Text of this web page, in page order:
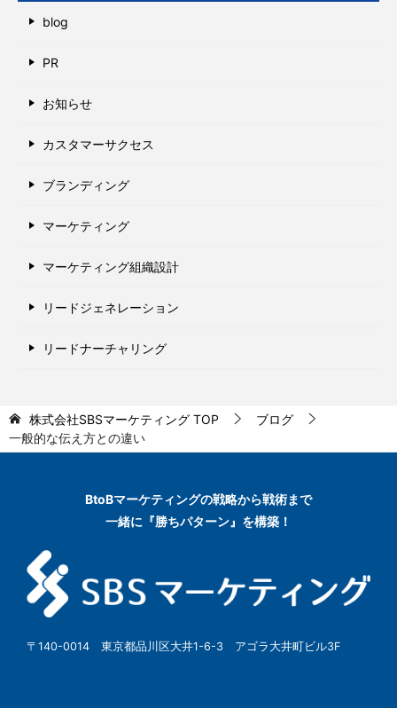
blog
PR
お知らせ
カスタマーサクセス
ブランディング
マーケティング
マーケティング組織設計
リードジェネレーション
リードナーチャリング
株式会社SBSマーケティング TOP
ブログ
一般的な伝え方との違い
BtoBマーケティングの戦略から戦術まで
一緒に『勝ちパターン』を構築！
〒140-0014 東京都品川区大井1-6-3 アゴラ大井町ビル3F